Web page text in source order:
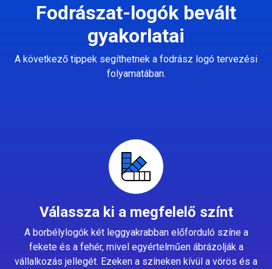
Fodrászat-logók bevált
gyakorlatai
A következő tippek segíthetnek a fodrász logó tervezési
folyamatában.
Válassza ki a megfelelő színt
A borbélylogók két leggyakrabban előforduló színe a
fekete és a fehér, mivel egyértelműen ábrázolják a
vállalkozás jellegét. Ezeken a színeken kívül a vörös és a